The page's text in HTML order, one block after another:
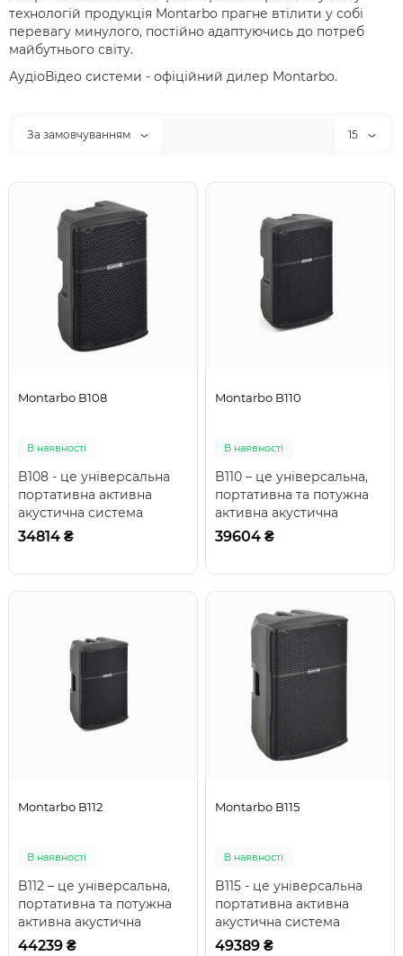
технологій продукція Montarbo прагне втілити у собі
перевагу минулого, постійно адаптуючись до потреб
майбутнього світу.
АудіоВідео системи - офіційний дилер Montarbo.
За замовчуванням 15
Montarbo B108
В наявності
B108 - це універсальна
портативна активна
акустична система
повного діапазону, що
34814 ₴
Montarbo B110
В наявності
B110 – це універсальна,
портативна та потужна
активна акустична
система, що підходить
39604 ₴
Montarbo B112
В наявності
B112 – це універсальна,
портативна та потужна
активна акустична
система, що підходить
44239 ₴
Montarbo B115
В наявності
B115 - це універсальна
портативна активна
акустична система
повного діапазону, що
49389 ₴